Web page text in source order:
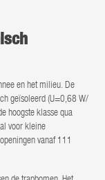
en het milieu. De
geïsoleerd (U=0,68 W/
hoogste klasse qua
voor kleine
vanaf 111